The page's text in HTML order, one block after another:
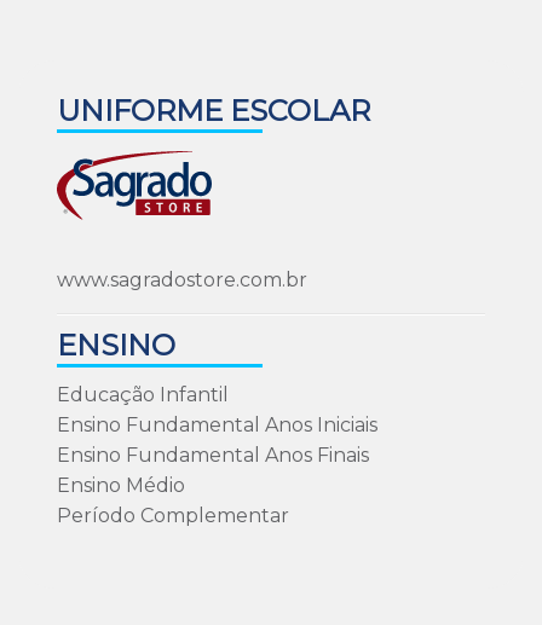
UNIFORME ESCOLAR
www.sagradostore.com.br
ENSINO
Educação Infantil
Ensino Fundamental Anos Iniciais
Ensino Fundamental Anos Finais
Ensino Médio
Período Complementar